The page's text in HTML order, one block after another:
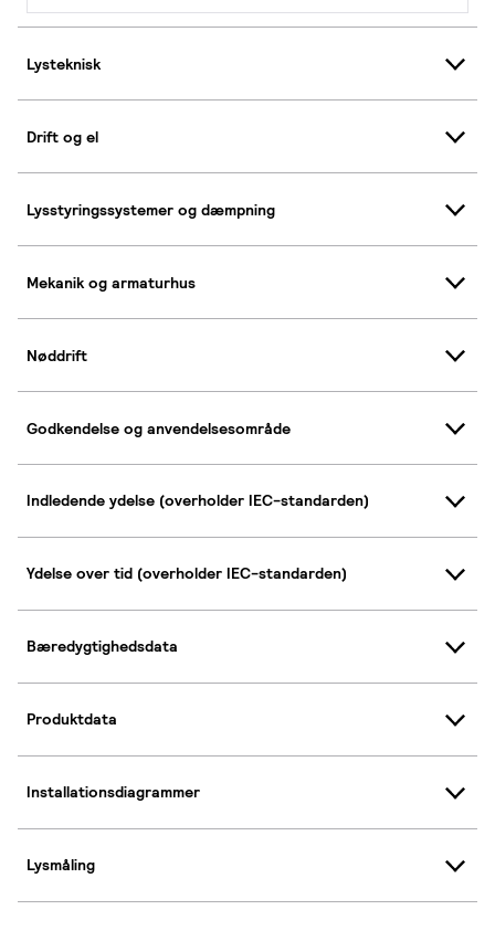
Lysteknisk
Drift og el
Lysstyringssystemer og dæmpning
Mekanik og armaturhus
Nøddrift
Godkendelse og anvendelsesområde
Indledende ydelse (overholder IEC-standarden)
Ydelse over tid (overholder IEC-standarden)
Bæredygtighedsdata
Produktdata
Installationsdiagrammer
Lysmåling